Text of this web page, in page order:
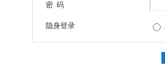
密 码
隐身登录